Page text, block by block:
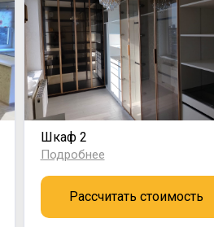
Шкаф 2
Подробнее
Рассчитать стоимость